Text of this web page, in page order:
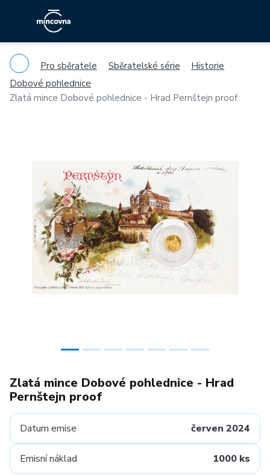
Pro sběratele Sběratelské série
Historie
Dobové pohlednice
Zlatá mince Dobové pohlednice - Hrad Pernštejn proof
Previous
Zlatá mince Dobové pohlednice - Hrad
Pernštejn proof
Datum emise červen 2024
Emisní náklad 1000 ks